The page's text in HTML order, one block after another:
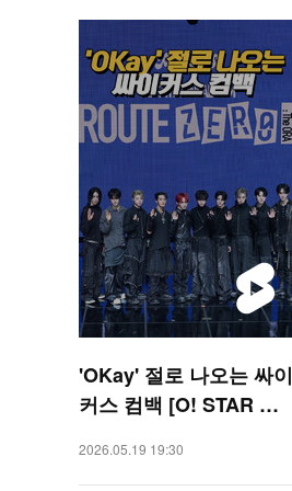
'OKay' 절로 나오는 싸이
커스 컴백 [O! STAR 숏
2026.05.19 19:30